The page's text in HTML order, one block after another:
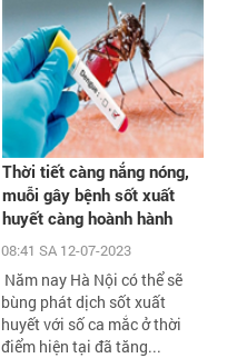
Thời tiết càng nắng nóng,
muỗi gây bệnh sốt xuất
huyết càng hoành hành
08:41 SA 12-07-2023
Năm nay Hà Nội có thể sẽ
bùng phát dịch sốt xuất
huyết với số ca mắc ở thời
điểm hiện tại đã tăng...